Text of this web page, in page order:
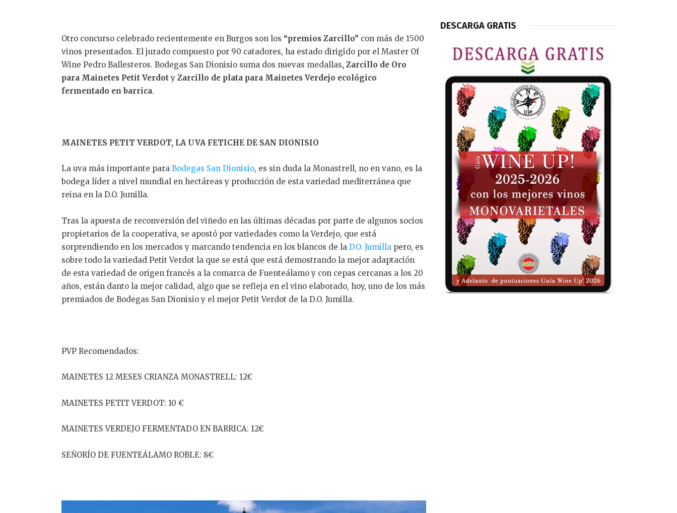
Otro concurso celebrado recientemente en Burgos son los “premios Zarcillo” con más de 1500
vinos presentados. El jurado compuesto por 90 catadores, ha estado dirigido por el Master Of
Wine Pedro Ballesteros. Bodegas San Dionisio suma dos nuevas medallas, Zarcillo de Oro
para Mainetes Petit Verdoty Zarcillo de plata para Mainetes Verdejo ecológico
fermentado en barrica.
MAINETES PETIT VERDOT, LA UVA FETICHE DE SAN DIONISIO
La uva más importante para Bodegas San Dionisio, es sin duda la Monastrell, no en vano, es la
bodega líder a nivel mundial en hectáreas y producción de esta variedad mediterránea que
reina en la D.O. Jumilla.
Tras la apuesta de reconversión del viñedo en las últimas décadas por parte de algunos socios
propietarios de la cooperativa, se apostó por variedades como la Verdejo, que está
sorprendiendo en los mercados y marcando tendencia en los blancos de la DO. Jumilla pero, es
sobre todo la variedad Petit Verdot la que se está que está demostrando la mejor adaptación
de esta variedad de origen francés a la comarca de Fuenteálamo y con cepas cercanas a los 20
años, están danto la mejor calidad, algo que se refleja en el vino elaborado, hoy, uno de los más
premiados de Bodegas San Dionisio y el mejor Petit Verdot de la D.O. Jumilla.
PVP Recomendados:
MAINETES 12 MESES CRIANZA MONASTRELL: 12€
MAINETES PETIT VERDOT: 10 €
MAINETES VERDEJO FERMENTADO EN BARRICA: 12€
SEÑORÍO DE FUENTEÁLAMO ROBLE: 8€
DESCARGA GRATIS